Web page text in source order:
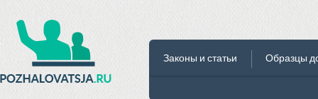
Законы и статьи Образцы